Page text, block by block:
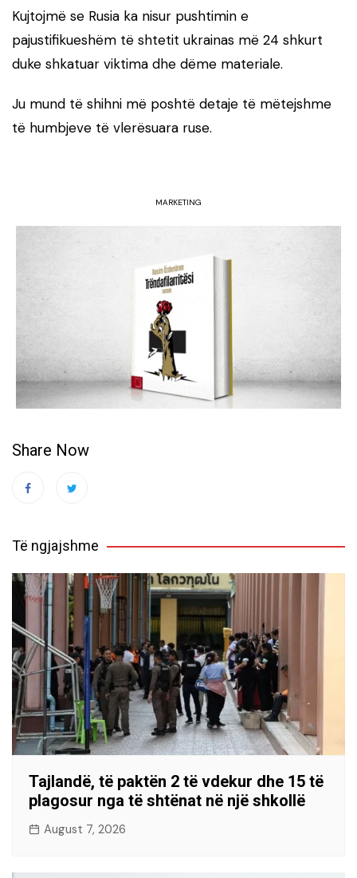
Kujtojmë se Rusia ka nisur pushtimin e
pajustifikueshëm të shtetit ukrainas më 24 shkurt
duke shkatuar viktima dhe dëme materiale.
Ju mund të shihni më poshtë detaje të mëtejshme
të humbjeve të vlerësuara ruse.
MARKETING
Share Now
Të ngjajshme
Tajlandë, të paktën 2 të vdekur dhe 15 të
plagosur nga të shtënat në një shkollë
August 7, 2026